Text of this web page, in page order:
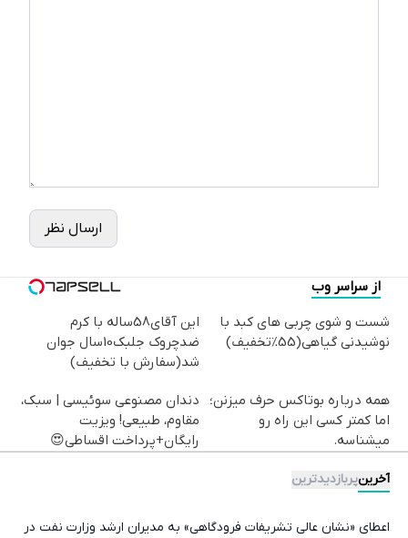
ارسال نظر
از سراسر وب
شست و شوی چربی های کبد با
نوشیدنی گیاهی(55%تخفیف)
این آقای58ساله با کرم
ضدچروک جلبک10سال جوان
شد(سفارش با تخفیف)
همه درباره بوتاکس حرف میزنن؛
اما کمتر کسی این راه رو
میشناسه.
دندان مصنوعی سوئیسی | سبک،
مقاوم، طبیعی! ویزیت
رایگان+پرداخت اقساطی😍
آخرینپربازدیدترین
اعطای «نشان عالی تشریفات فرودگاهی» به مدیران ارشد وزارت نفت در